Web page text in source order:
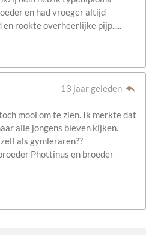
en had vroeger altijd
rookte overheerlijke pijp.....
13 jaar geleden
mooi om te zien. Ik merkte dat
alle jongens bleven kijken.
als gymleraren??
Phottinus en broeder